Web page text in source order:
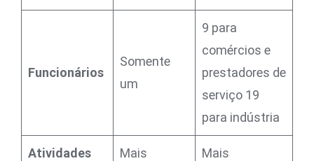
Funcionários
Somente
um
9 para
comércios e
prestadores de
serviço 19
para indústria
Atividades
Mais
Mais